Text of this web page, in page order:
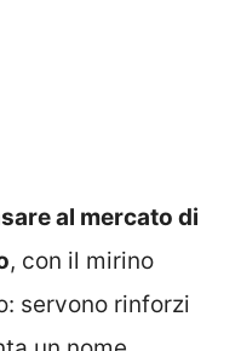
al mercato di
, con il mirino
servono rinforzi